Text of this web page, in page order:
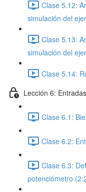
Clase 5.12:
simulación del
Clase 5.13:
simulación del
Clase 5.14:
Lección 6:
Clase 6.1:
Clase 6.2:
Clase 6.3:
potenciómetro